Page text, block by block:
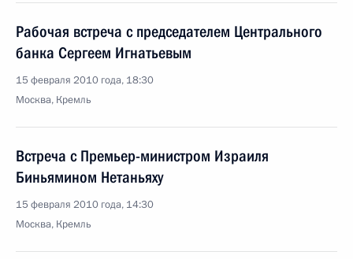
Рабочая встреча с председателем Центрального
банка Сергеем Игнатьевым
15 февраля 2010 года, 18:30
Москва, Кремль
Встреча с Премьер-министром Израиля
Биньямином Нетаньяху
15 февраля 2010 года, 14:30
Москва, Кремль